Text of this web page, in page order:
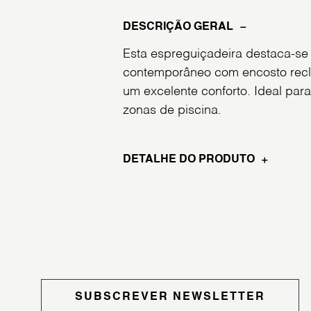
DESCRIÇÃO GERAL
Esta espreguiçadeira destaca-
contemporâneo com encosto
um excelente conforto. Ideal
zonas de piscina.
DETALHE DO PRODUTO
SUBSCREVER NEWSLETTER